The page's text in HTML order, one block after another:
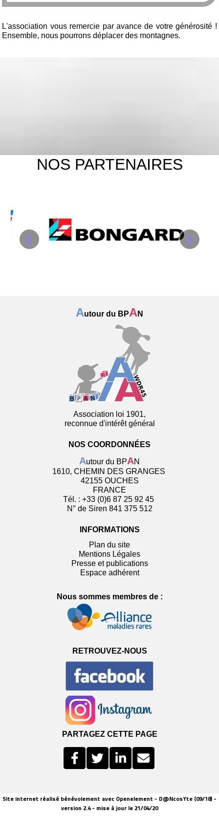
L'association vous remercie par avance de votre générosité !
Ensemble, nous pourrons déplacer des montagnes.
NOS PARTENAIRES
‹ ›
Autour du BPAN
Association loi 1901,
reconnue d'intérêt général
NOS COORDONNÉES
Autour du BPAN
1610, CHEMIN DES GRANGES
42155 OUCHES
FRANCE
Tél. : +33 (0)6 87 25 92 45
N° de Siren 841 375 512
INFORMATIONS
Plan du site
Mentions Légales
Presse et publications
Espace adhérent
Nous sommes membres de :
RETROUVEZ-NOUS
PARTAGEZ CETTE PAGE
Site internet réalisé bénévolement avec Openelement - D@NcosYte (09/18) -
version 2.4 - mise à jour le 21/04/20